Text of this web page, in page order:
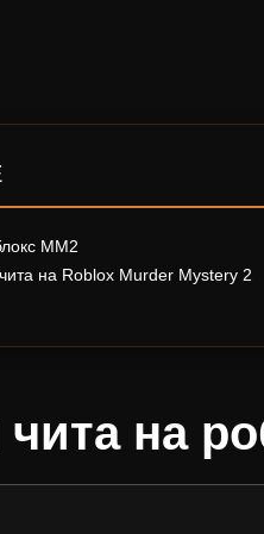
MM2
на Roblox Murder Mystery 2
на